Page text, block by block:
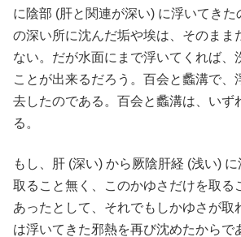
に陰部 (肝と関連が深い) に浮いてきた
の深い所に沈んだ垢や埃は、そのまま
ない。だが水面にまで浮いてくれば、
ことが出来るだろう。百会と蠡溝で、
去したのである。百会と蠡溝は、いず
る。
もし、肝 (深い) から厥陰肝経 (浅い)
取ること無く、このかゆさだけを取る
あったとして、それでもしかゆさが取
は浮いてきた邪熱を再び沈めたからで